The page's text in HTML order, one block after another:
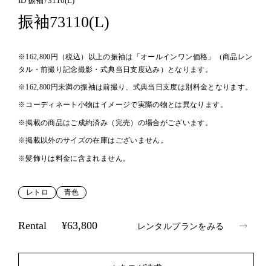
振袖73110(L)
※162,800円（税込）以上の振袖は「オールインワン価格」（商品レン
タル・前撮り記念撮影・式典当日支度込み）となります。
※162,800円未満の振袖は前撮り、式典当日支度は別料金となります。
※コーディネート小物はイメージで実際の物とは異なります。
※掲載の商品はご成約済み（完売）の場合がございます。
※掲載以外のサイズの在庫はございません。
※髪飾りは料金に含まれません。
レトロ 青色
Rental ¥63,800 レンタルプランをみる